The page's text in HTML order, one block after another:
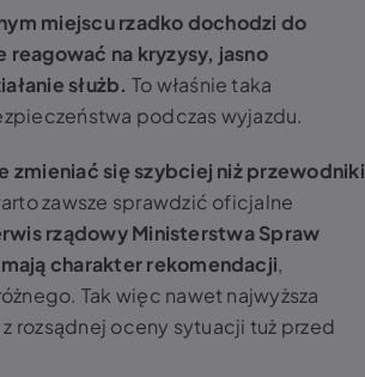
miejscu rzadko dochodzi do
na kryzysy, jasno
służb. To właśnie taka
podczas wyjazdu.
zmieniać się szybciej niż przewodniki
zawsze sprawdzić oficjalne
rządowy Ministerstwa Spraw
charakter rekomendacji,
Tak więc nawet najwyższa
rozsądnej oceny sytuacji tuż przed